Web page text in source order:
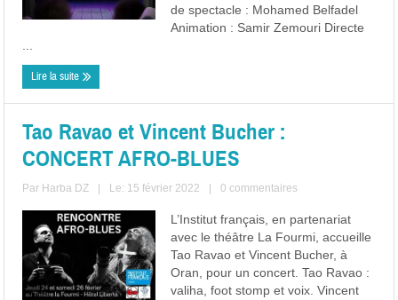
de spectacle : Mohamed Belfadel
Animation : Samir Zemouri Directe
Lire la suite
Tao Ravao et Vincent Bucher :
CONCERT AFRO-BLUES
Par Harba DZ Le: 15 février 2022 0 commentaires
L’Institut français, en partenariat
avec le théâtre La Fourmi, accueille
Tao Ravao et Vincent Bucher, à
Oran, pour un concert. Tao Ravao :
valiha, foot stomp et voix. Vincent